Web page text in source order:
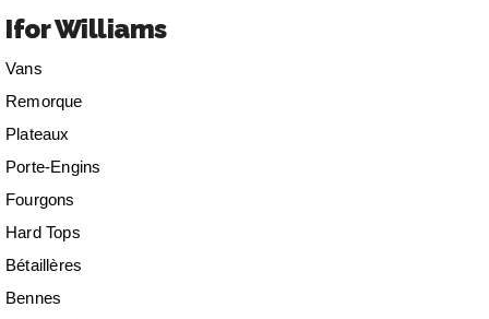
Ifor Williams
Vans
Remorque
Plateaux
Porte-Engins
Fourgons
Hard Tops
Bétaillères
Bennes